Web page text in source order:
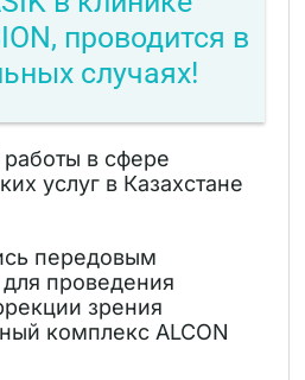
проводится в
случаях!
в сфере
услуг в Казахстане
передовым
проведения
зрения
комплекс ALCON